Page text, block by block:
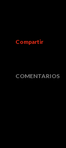
Compartir
COMENTARIOS